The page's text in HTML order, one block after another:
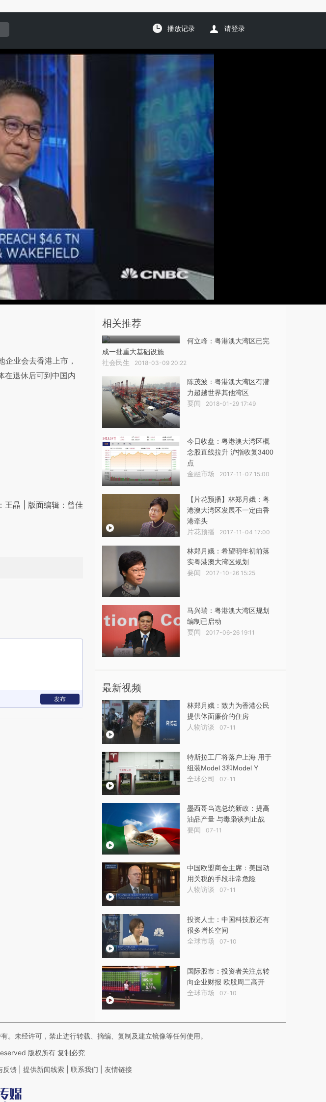
播放记录 请登录
业会去香港上市，
在退休后可到中国内
王晶 | 版面编辑：曾佳
发布
相关推荐
何立峰：粤港澳大湾区已完
成一批重大基础设施
社会民生 2018-03-09 20:22
陈茂波：粤港澳大湾区有潜
力超越世界其他湾区
要闻 2018-01-29 17:49
今日收盘：粤港澳大湾区概
念股直线拉升 沪指收复3400
点
金融市场 2017-11-07 15:00
【片花预播】林郑月娥：粤
港澳大湾区发展不一定由香
港牵头
片花预播 2017-11-04 17:00
林郑月娥：希望明年初前落
实粤港澳大湾区规划
要闻 2017-10-26 15:25
马兴瑞：粤港澳大湾区规划
编制已启动
要闻 2017-06-26 19:11
最新视频
林郑月娥：致力为香港公民
提供体面廉价的住房
人物访谈 07-11
特斯拉工厂将落户上海 用于
组装Model 3和Model Y
全球公司 07-11
墨西哥当选总统新政：提高
油品产量 与毒枭谈判止战
要闻 07-11
中国欧盟商会主席：美国动
用关税的手段非常危险
人物访谈 07-11
投资人士：中国科技股还有
很多增长空间
全球市场 07-10
国际股市：投资者关注点转
向企业财报 欧股周二高开
全球市场 07-10
未经许可，禁止进行转载、摘编、复制及建立镜像等任何使用。
版权所有 复制必究
反馈 提供新闻线索 联系我们 友情链接